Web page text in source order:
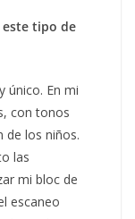
este tipo de
único. En mi
con tonos
de los niños.
las
mi bloc de
escaneo